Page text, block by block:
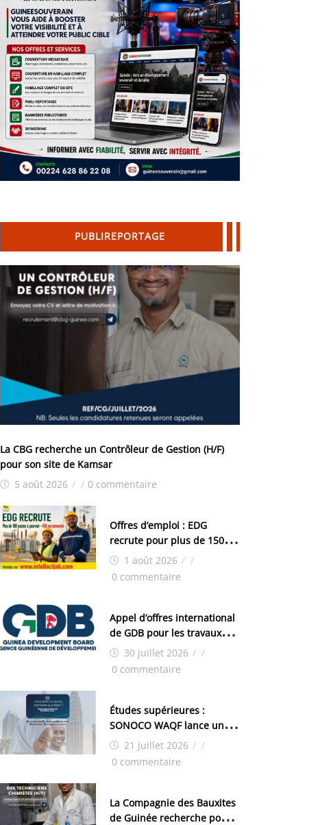
PUBLIREPORTAGE
La CBG recherche un Contrôleur de Gestion (H/F)
pour son site de Kamsar
5 août 2026 / / 0 commentaire
Offres d’emploi : EDG
recrute pour plus de 150
postes1 août 2026 / /
0 commentaire
Appel d’offres international
de GDB pour les travaux
d’aménagement de la zone
industrielle de FANDJE
30 juillet 2026 / /
0 commentaire
Études supérieures :
SONOCO WAQF lance un
programme de bourses
pour la Malaisie
21 juillet 2026 / /
0 commentaire
La Compagnie des Bauxites
de Guinée recherche pour